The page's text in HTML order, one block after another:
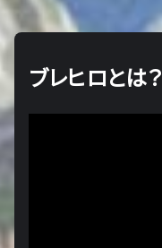
ブレヒロとは？